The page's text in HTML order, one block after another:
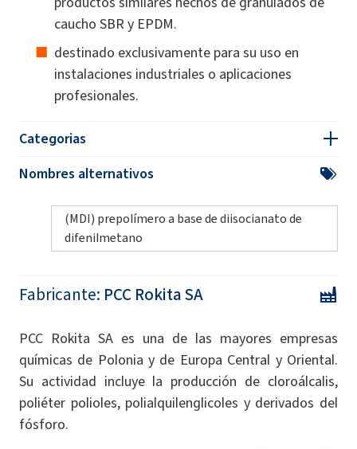
caucho SBR y EPDM.
destinado exclusivamente para su uso en
instalaciones industriales o aplicaciones
profesionales.
Categorias
Nombres alternativos
(MDI) prepolímero a base de diisocianato de
difenilmetano
Fabricante: PCC Rokita SA
PCC Rokita SA es una de las mayores empresas
químicas de Polonia y de Europa Central y Oriental.
Su actividad incluye la producción de cloroálcalis,
poliéter polioles, polialquilenglicoles y derivados del
fósforo.